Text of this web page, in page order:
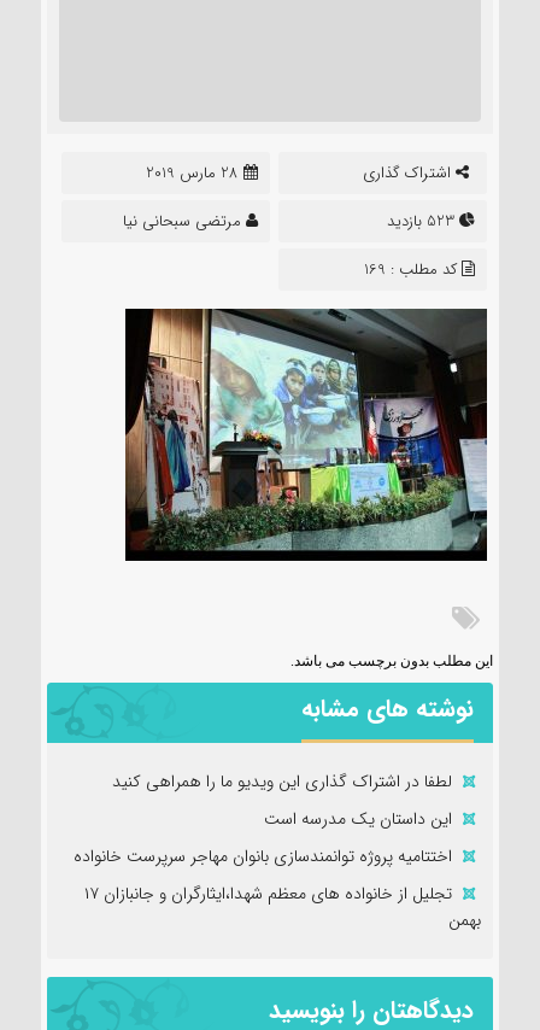
اشتراک گذاری
28 مارس 2019
مرتضی سبحانی نیا
کد مطلب : 169
این مطلب بدون برچسب می باشد.
نوشته های مشابه
لطفا در اشتراک گذاری این ویدیو ما را همراهی کنید
این داستان یک مدرسه است
اختتامیه پروژه توانمندسازی بانوان مهاجر سرپرست خانواده
تجلیل از خانواده های معظم شهدا،ایثارگران و جانبازان ۱۷
بهمن
دیدگاهتان را بنویسید